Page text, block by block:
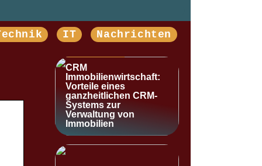
IT Nachrichten
CRM
Immobilienwirtschaft:
Vorteile eines
ganzheitlichen CRM-
Systems zur
Verwaltung von
Immobilien